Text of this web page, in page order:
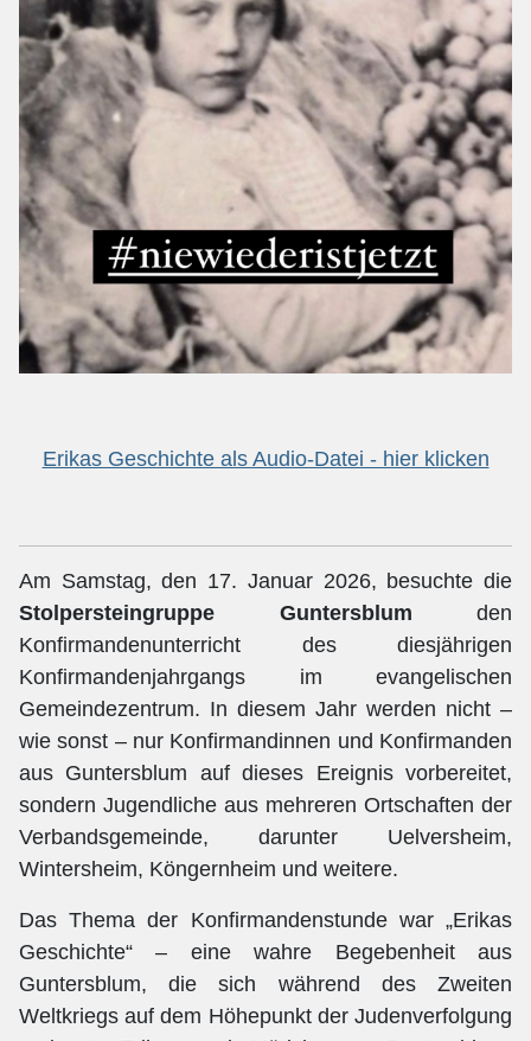
Erikas Geschichte als Audio-Datei - hier klicken
Am Samstag, den 17. Januar 2026, besuchte die
Stolpersteingruppe Guntersblum den
Konfirmandenunterricht des diesjährigen
Konfirmandenjahrgangs im evangelischen
Gemeindezentrum. In diesem Jahr werden nicht –
wie sonst – nur Konfirmandinnen und Konfirmanden
aus Guntersblum auf dieses Ereignis vorbereitet,
sondern Jugendliche aus mehreren Ortschaften der
Verbandsgemeinde, darunter Uelversheim,
Wintersheim, Köngernheim und weitere.
Das Thema der Konfirmandenstunde war „Erikas
Geschichte“ – eine wahre Begebenheit aus
Guntersblum, die sich während des Zweiten
Weltkriegs auf dem Höhepunkt der Judenverfolgung